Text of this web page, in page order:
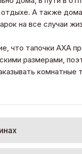
отдыхе. А также
на все случаи
что тапочки AXA
размерами,
комнатные